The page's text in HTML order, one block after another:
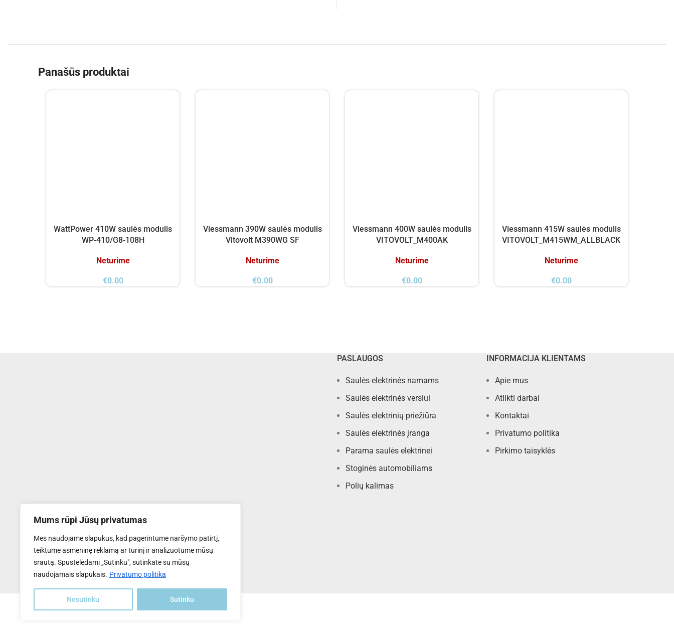
Mums rūpi Jūsų privatumas
Mes naudojame slapukus, kad pagerintume naršymo patirtį,
teiktume asmeninę reklamą ar turinį ir analizuotume mūsų
srautą. Spustelėdami „Sutinku", sutinkate su mūsų
naudojamais slapukais. Privatumo politika
Nesutinku Sutinku
Panašūs produktai
WattPower 410W saulės modulis
WP-410/G8-108H
Neturime
€0.00
Viessmann 390W saulės modulis
Vitovolt M390WG SF
Neturime
€0.00
Viessmann 400W saulės modulis
VITOVOLT_M400AK
Neturime
€0.00
Viessmann 415W saulės modulis
VITOVOLT_M415WM_ALLBLACK
Neturime
€0.00
UAB "Transventa Solar"
Tel:+370 6169 5809
El.paštas: info@transventa-solar.lt
Adresas
: J. Dalinkevičiaus g. 2K, Naujoji Akmenė, LT-85118
PASLAUGOS
Saulės elektrinės namams
Saulės elektrinės verslui
Saulės elektrinių priežiūra
Saulės elektrinės įranga
Parama saulės elektrinei
Stoginės automobiliams
Polių kalimas
INFORMACIJA KLIENTAMS
Apie mus
Atlikti darbai
Kontaktai
Privatumo politika
Pirkimo taisyklės